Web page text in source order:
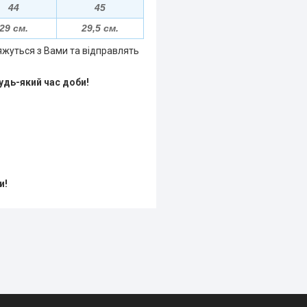
44
45
см.
29,5 см.
з Вами та відправлять
який час доби!